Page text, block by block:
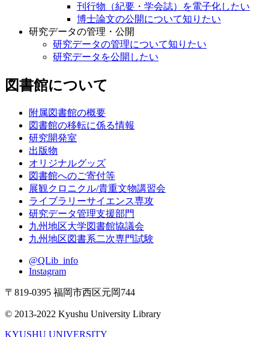
刊行物（紀要・学会誌）を電子化したい
博士論文の公開について知りたい
研究データの管理・公開
研究データの管理について知りたい
研究データを公開したい
図書館について
附属図書館の概要
図書館の移転に係る情報
研究開発室
出版物
オリジナルグッズ
図書館へのご寄付等
展観クロニクル/貴重文物講習会
ライブラリーサイエンス専攻
研究データ管理支援部門
九州地区大学図書館協議会
九州地区図書系二次専門試験
@QLib_info
Instagram
〒819-0395 福岡市西区元岡744
© 2013-2022 Kyushu University Library
KYUSHU UNIVERSITY